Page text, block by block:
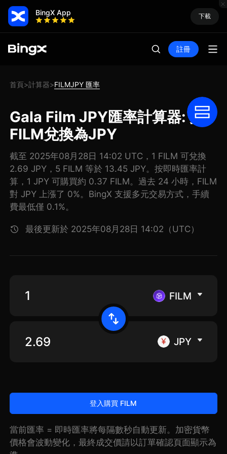
BingX App 下載
註冊
首頁>計算器>FILMJPY 匯率
Gala Film JPY匯率計算器: 把
FILM兌換為JPY
截至 2025年08月28日 14:02 UTC，1 FILM 可兌換
2.69 JPY，5 FILM 等於 13.45 JPY。按即時匯率計
算，1 JPY 可購買約 0.37 FILM。過去 24 小時，FILM
對 JPY 上漲了 0%。BingX 支援多元交易方式，手續
費最低僅 0.1%。
最後更新於 2025年08月28日 14:02（UTC）
FILM
JPY
登入購買 FILM
當前匯率 = 即時匯率將每隔數秒自動更新。加密貨幣
價格會波動變化，最終成交價請以訂單確認頁面顯示為